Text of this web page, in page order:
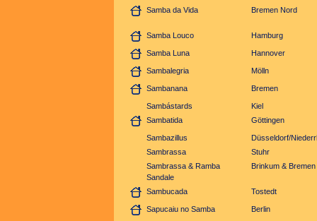
Samba da Vida Bremen Nord
Samba Louco Hamburg
Samba Luna Hannover
Sambalegria Mölln
Sambanana Bremen
Sambástards
Kiel
Sambatida
Göttingen
Sambazillus
Düsseldorf/
Sambrassa
Stuhr
Sambrassa & Ramba
Sandale
Brinkum & Bremen
Sambucada Tostedt
Sapucaiu no Samba Berlin